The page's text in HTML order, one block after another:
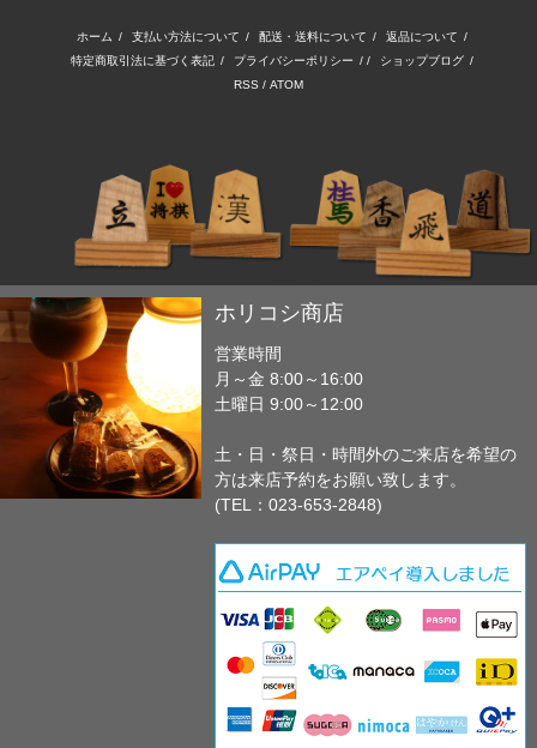
ホーム / 支払い方法について / 配送・送料について / 返品について /
特定商取引法に基づく表記 / プライバシーポリシー / / ショップブログ /
RSS / ATOM
ホリコシ商店
営業時間
月～金 8:00～16:00
土曜日 9:00～12:00
土・日・祭日・時間外のご来店を希望の
方は来店予約をお願い致します。
(TEL：023-653-2848)